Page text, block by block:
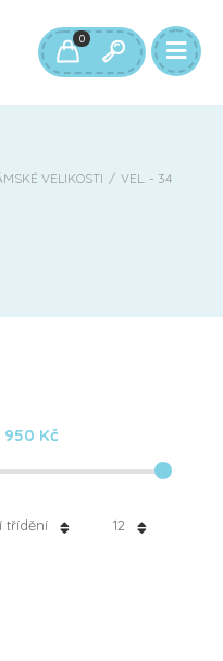
0
VELIKOSTI / VEL. - 34
950 Kč
12
třídění